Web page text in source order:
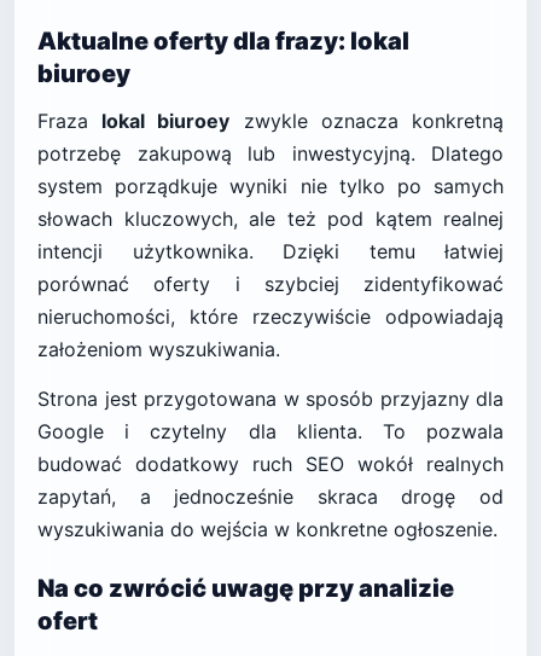
Aktualne oferty dla frazy: lokal
biuroey
Fraza lokal biuroey zwykle oznacza konkretną
potrzebę zakupową lub inwestycyjną. Dlatego
system porządkuje wyniki nie tylko po samych
słowach kluczowych, ale też pod kątem realnej
intencji użytkownika. Dzięki temu łatwiej
porównać oferty i szybciej zidentyfikować
nieruchomości, które rzeczywiście odpowiadają
założeniom wyszukiwania.
Strona jest przygotowana w sposób przyjazny dla
Google i czytelny dla klienta. To pozwala
budować dodatkowy ruch SEO wokół realnych
zapytań, a jednocześnie skraca drogę od
wyszukiwania do wejścia w konkretne ogłoszenie.
Na co zwrócić uwagę przy analizie
ofert